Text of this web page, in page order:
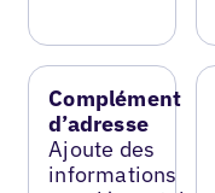
Complément
d’adresse
Ajoute des
informations